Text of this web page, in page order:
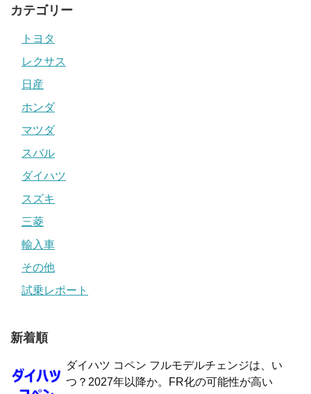
カテゴリー
トヨタ
レクサス
日産
ホンダ
マツダ
スバル
ダイハツ
スズキ
三菱
輸入車
その他
試乗レポート
新着順
ダイハツ コペン フルモデルチェンジは、い
つ？2027年以降か。FR化の可能性が高い